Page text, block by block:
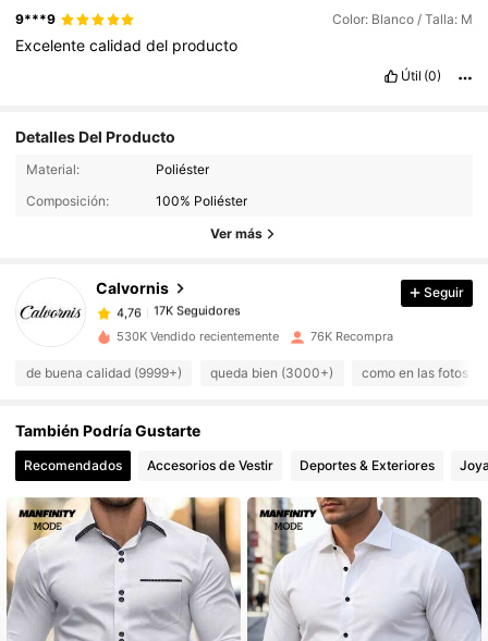
9***9 Color: Blanco / Talla: M
Excelentecalidaddel producto
Útil (0)
Detalles Del Producto
Material:
Poliéster
Composición:
100% Poliéster
Ver más
Calvornis
17K Seguidores
17K Seguidores
c***3 pagóHace 1 día
4,76 17K Seguidores
4,76 17K Seguidores
4,76 17K Seguidores
17K Seguidores
Seguir
530K Vendido recientemente 76K Recompra
de buena calidad (9999+) queda bien (3000+) como en las fotos
También Podría Gustarte
Recomendados Accesorios de Vestir Deportes & Exteriores